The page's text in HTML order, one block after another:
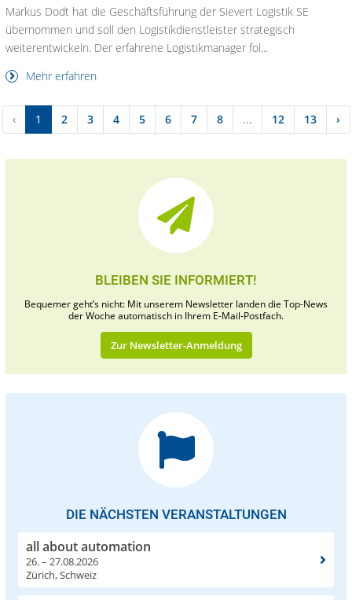
Markus Dodt hat die Geschäftsführung der Sievert Logistik SE
übernommen und soll den Logistikdienstleister strategisch
weiterentwickeln. Der erfahrene Logistikmanager fol...
Mehr erfahren
‹ 1 2 3 4 5 6 7 8 ... 12 13 ›
BLEIBEN SIE INFORMIERT!
Bequemer geht’s nicht: Mit unserem Newsletter landen die Top-News
der Woche automatisch in Ihrem E-Mail-Postfach.
Zur Newsletter-Anmeldung
DIE NÄCHSTEN VERANSTALTUNGEN
all about automation
26. – 27.08.2026
Zürich, Schweiz